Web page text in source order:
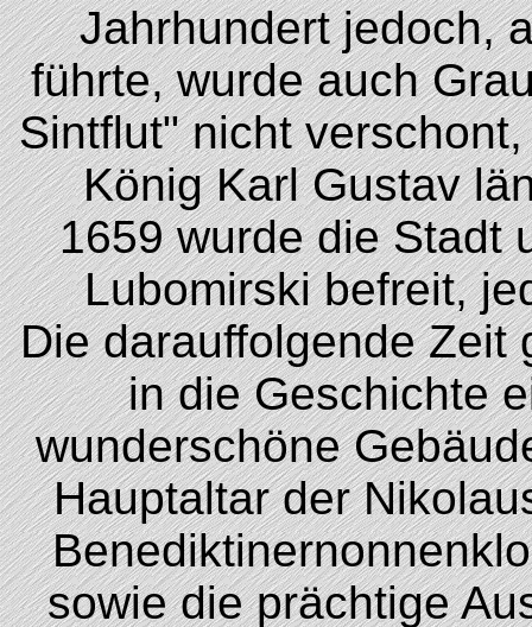
Jahrhundert jedoch,
führte, wurde auch
Sintflut" nicht
König Karl Gustav
1659 wurde die Stadt
Lubomirski befreit,
Die darauffolgende Zeit
in die Geschichte
wunderschöne
Hauptaltar der
sowie die prächtige